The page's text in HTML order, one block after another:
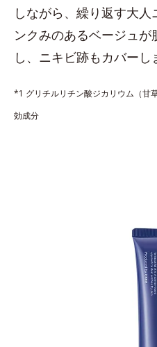
しながら、繰り返す大
ンクみのあるベージュ
し、ニキビ跡もカバーし
*1 グリチルリチン酸ジカリウム（甘
効成分